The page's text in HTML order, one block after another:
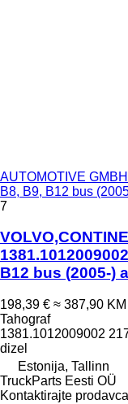
AUTOMOTIVE
B8, B9, B12 bus
7
B12 bus (2005-)
198,39 € ≈ 387,90 KM
Tahograf
1381.1012009002
dizel
Estonija, Tallinn
TruckParts Eesti OÜ
Kontaktirajte prodavca